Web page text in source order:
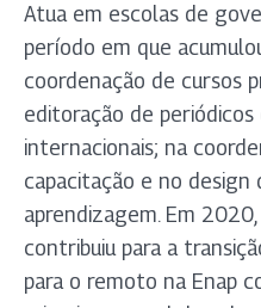
Atua em escolas de
período em que
coordenação de cursos
editoração de
internacionais; na
capacitação e no design
aprendizagem. Em
contribuiu para a
para o remoto na Enap